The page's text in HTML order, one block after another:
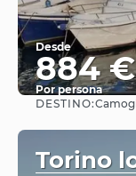
Desde
884 €
Por persona
DESTINO:
Torino